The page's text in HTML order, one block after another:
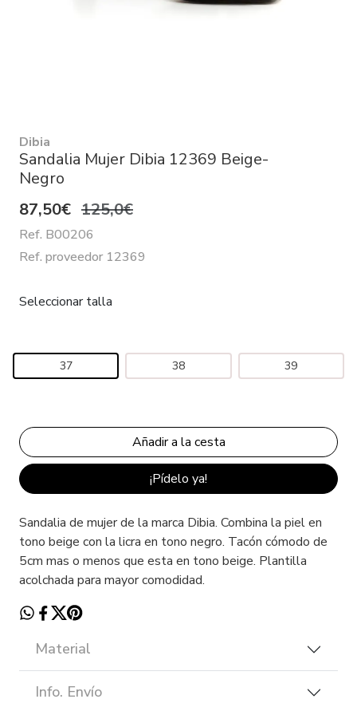
Dibia
Sandalia Mujer Dibia 12369 Beige-
Negro
87,50€ 125,0€
Ref. B00206
Ref. proveedor 12369
Seleccionar talla
37 38 39
¡Pídelo ya!
Sandalia de mujer de la marca Dibia. Combina la piel en
tono beige con la licra en tono negro. Tacón cómodo de
5cm mas o menos que esta en tono beige. Plantilla
acolchada para mayor comodidad.
Material
Info. Envío